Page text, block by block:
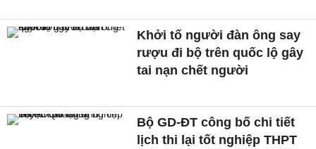
Khởi tố người đàn ông say
rượu đi bộ trên quốc lộ gây
tai nạn chết người
Bộ GD-ĐT công bố chi tiết
lịch thi lại tốt nghiệp THPT